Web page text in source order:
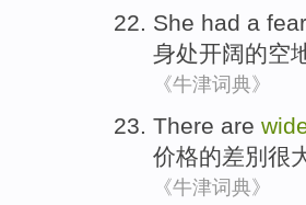
She had a fear
身处开阔的空
《牛津词典》
There are
价格的差別很
《牛津词典》